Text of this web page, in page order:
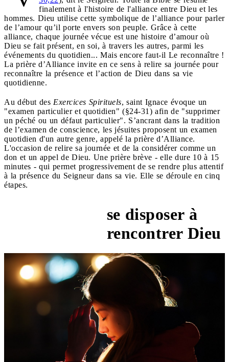
finalement à l'histoire de l'alliance entre Dieu et les
hommes. Dieu utilise cette symbolique de l’alliance pour parler
de l’amour qu’il porte envers son peuple. Grâce à cette
alliance, chaque journée vécue est une histoire d’amour où
Dieu se fait présent, en soi, à travers les autres, parmi les
événements du quotidien... Mais encore faut-il Le reconnaître !
La prière d’Alliance invite en ce sens à relire sa journée pour
reconnaître la présence et l’action de Dieu dans sa vie
quotidienne.
Au début des Exercices Spirituels, saint Ignace évoque un
"examen particulier et quotidien" (§24-31) afin de "supprimer
un péché ou un défaut particulier". S’ancrant dans la tradition
de l’examen de conscience, les jésuites proposent un examen
quotidien d'un autre genre, appelé la prière d’Alliance.
L'occasion de relire sa journée et de la considérer comme un
don et un appel de Dieu. Une prière brève - elle dure 10 à 15
minutes - qui permet progressivement de se rendre plus attentif
à la présence du Seigneur dans sa vie. Elle se déroule en cinq
étapes.
se disposer à
rencontrer Dieu